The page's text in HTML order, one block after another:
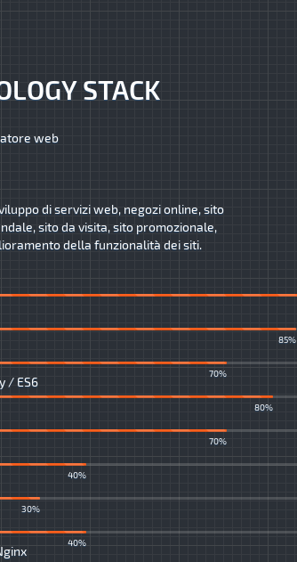
STACK
web
di servizi web, negozi online, sito
sito da visita, sito promozionale,
della funzionalità dei siti.
85%
70%
/ ES6
80%
70%
40%
30%
40%